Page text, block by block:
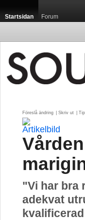
Startsidan Forum
Föreslå ändring Skriv ut
"Vi har bra
adekvat